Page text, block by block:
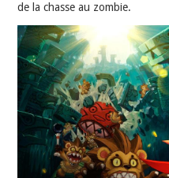
de la chasse au zombie.